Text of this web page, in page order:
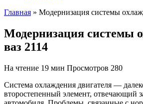
Главная » Модернизация системы
Модернизация системы
ваз 2114
На чтение 19 мин Просмотров 280
Система охлаждения двигателя —
второстепенный элемент, отвечающий